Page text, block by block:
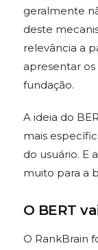
geralmente
deste
relevância a
apresentar
fundação.
A ideia do
mais
do usuário. E
muito para a
O BERT
O RankBrain